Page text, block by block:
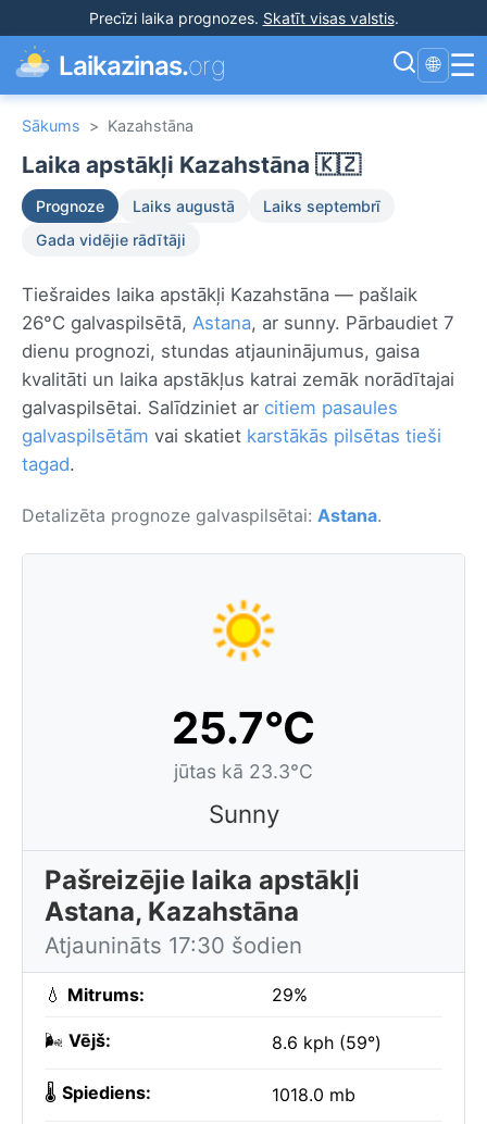
Precīzi laika prognozes. Skatīt visas valstis.
Laikazinas.org 🌐 ☰
Sākums > Kazahstāna
Laika apstākļi Kazahstāna 🇰🇿
Prognoze Laiks augustā
Laiks septembrī
Gada vidējie rādītāji
Tiešraides laika apstākļi Kazahstāna — pašlaik
26°C galvaspilsētā, Astana, ar sunny. Pārbaudiet 7
dienu prognozi, stundas atjauninājumus, gaisa
kvalitāti un laika apstākļus katrai zemāk norādītajai
galvaspilsētai. Salīdziniet ar citiem pasaules
galvaspilsētām vai skatiet karstākās pilsētas tieši
tagad.
Detalizēta prognoze galvaspilsētai: Astana.
25.7°C
jūtas kā 23.3°C
Sunny
Pašreizējie laika apstākļi
Astana, Kazahstāna
Atjaunināts 17:30 šodien
💧 Mitrums: 29%
🌬️ Vējš: 8.6 kph (59°)
🌡️ Spiediens: 1018.0 mb